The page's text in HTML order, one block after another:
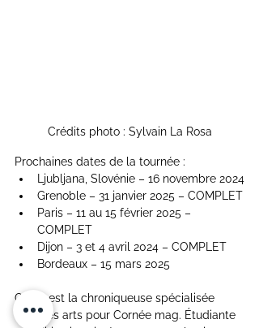
Crédits photo : Sylvain La Rosa
Prochaines dates de la tournée :
Ljubljana, Slovénie – 16 novembre 2024
Grenoble – 31 janvier 2025 – COMPLET
Paris – 11 au 15 février 2025 –
COMPLET
Dijon – 3 et 4 avril 2024 – COMPLET
Bordeaux – 15 mars 2025
Chloé est la chroniqueuse spécialisée
dans les arts pour Cornée mag. Étudiante